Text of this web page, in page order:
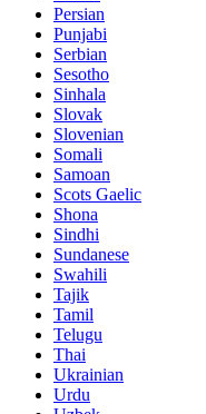
Persian
Punjabi
Serbian
Sesotho
Sinhala
Slovak
Slovenian
Somali
Samoan
Scots Gaelic
Shona
Sindhi
Sundanese
Swahili
Tajik
Tamil
Telugu
Thai
Ukrainian
Urdu